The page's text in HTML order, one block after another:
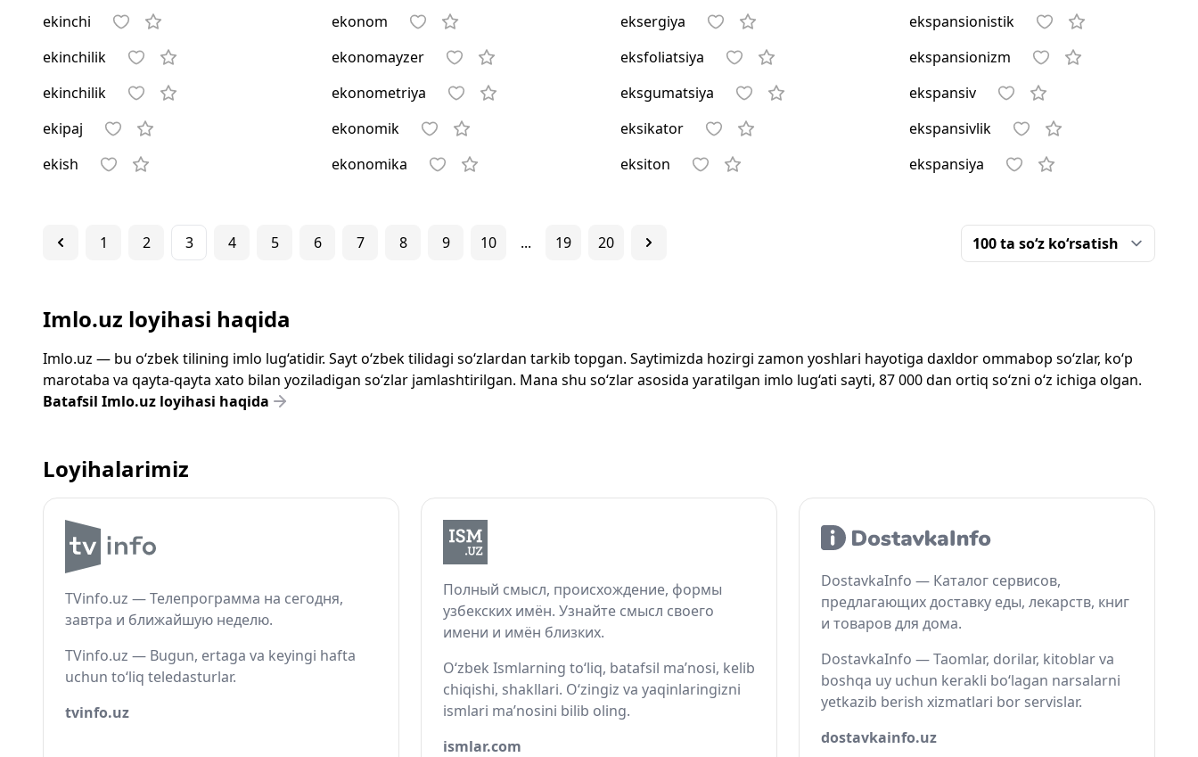
ekinchi
ekinchilik
ekinchilik
ekipaj
ekish
ekonom
ekonomayzer
ekonometriya
ekonomik
ekonomika
eksergiya
eksfoliatsiya
eksgumatsiya
eksikator
eksiton
ekspansionistik
ekspansionizm
ekspansiv
ekspansivlik
ekspansiya
1 2 3 4 5 6 7 8 9 10 ... 19 20
Imlo.uz loyihasi haqida
Imlo.uz — bu o‘zbek tilining imlo lug‘atidir. Sayt o‘zbek tilidagi so‘zlardan tarkib topgan. Saytimizda hozirgi zamon yoshlari hayotiga daxldor ommabop so‘zlar, ko‘p
marotaba va qayta-qayta xato bilan yoziladigan so‘zlar jamlashtirilgan. Mana shu so‘zlar asosida yaratilgan imlo lug‘ati sayti, 87 000 dan ortiq so‘zni o‘z ichiga olgan.
Batafsil Imlo.uz loyihasi haqida
Loyihalarimiz
TVinfo.uz — Телепрограмма на сегодня,
завтра и ближайшую неделю.
TVinfo.uz — Bugun, ertaga va keyingi hafta
uchun to‘liq teledasturlar.
tvinfo.uz
Полный смысл, происхождение, формы
узбекских имён. Узнайте смысл своего
имени и имён близких.
O‘zbek Ismlarning to‘liq, batafsil ma’nosi, kelib
chiqishi, shakllari. O‘zingiz va yaqinlaringizni
ismlari ma’nosini bilib oling.
ismlar.com
DostavkaInfo — Каталог сервисов,
предлагающих доставку еды, лекарств, книг
и товаров для дома.
DostavkaInfo — Taomlar, dorilar, kitoblar va
boshqa uy uchun kerakli bo‘lagan narsalarni
yetkazib berish xizmatlari bor servislar.
dostavkainfo.uz